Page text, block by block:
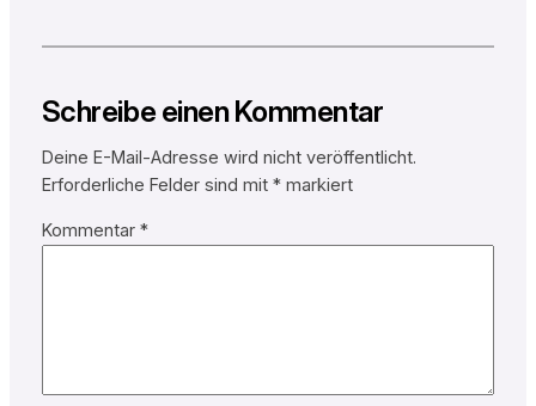
Schreibe einen Kommentar
Deine E-Mail-Adresse wird nicht veröffentlicht.
Erforderliche Felder sind mit *markiert
Kommentar *